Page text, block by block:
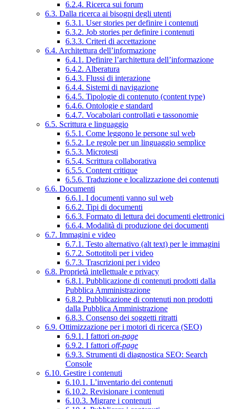
6.2.4. Ricerca sui forum
6.3. Dalla ricerca ai bisogni degli utenti
6.3.1. User stories per definire i contenuti
6.3.2. Job stories per definire i contenuti
6.3.3. Criteri di accettazione
6.4. Architettura dell’informazione
6.4.1. Definire l’architettura dell’informazione
6.4.2. Alberatura
6.4.3. Flussi di interazione
6.4.4. Sistemi di navigazione
6.4.5. Tipologie di contenuto (content type)
6.4.6. Ontologie e standard
6.4.7. Vocabolari controllati e tassonomie
6.5. Scrittura e linguaggio
6.5.1. Come leggono le persone sul web
6.5.2. Le regole per un linguaggio semplice
6.5.3. Microtesti
6.5.4. Scrittura collaborativa
6.5.5. Content critique
6.5.6. Traduzione e localizzazione dei contenuti
6.6. Documenti
6.6.1. I documenti vanno sul web
6.6.2. Tipi di documenti
6.6.3. Formato di lettura dei documenti elettronici
6.6.4. Modalità di produzione dei documenti
6.7. Immagini e video
6.7.1. Testo alternativo (alt text) per le immagini
6.7.2. Sottotitoli per i video
6.7.3. Trascrizioni per i video
6.8. Proprietà intellettuale e privacy
6.8.1. Pubblicazione di contenuti prodotti dalla
Pubblica Amministrazione
6.8.2. Pubblicazione di contenuti non prodotti
dalla Pubblica Amministrazione
6.8.3. Consenso dei soggetti ritratti
6.9. Ottimizzazione per i motori di ricerca (SEO)
6.9.1. I fattori on-page
6.9.2. I fattori off-page
6.9.3. Strumenti di diagnostica SEO: Search
Console
6.10. Gestire i contenuti
6.10.1. L’inventario dei contenuti
6.10.2. Revisionare i contenuti
6.10.3. Migrare i contenuti